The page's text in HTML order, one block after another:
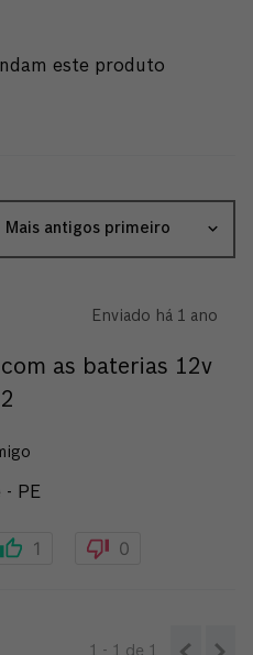
este produto
Mais antigos primeiro
Enviado há 1 ano
as baterias 12v
- PE
1 0
1 - 1 de 1